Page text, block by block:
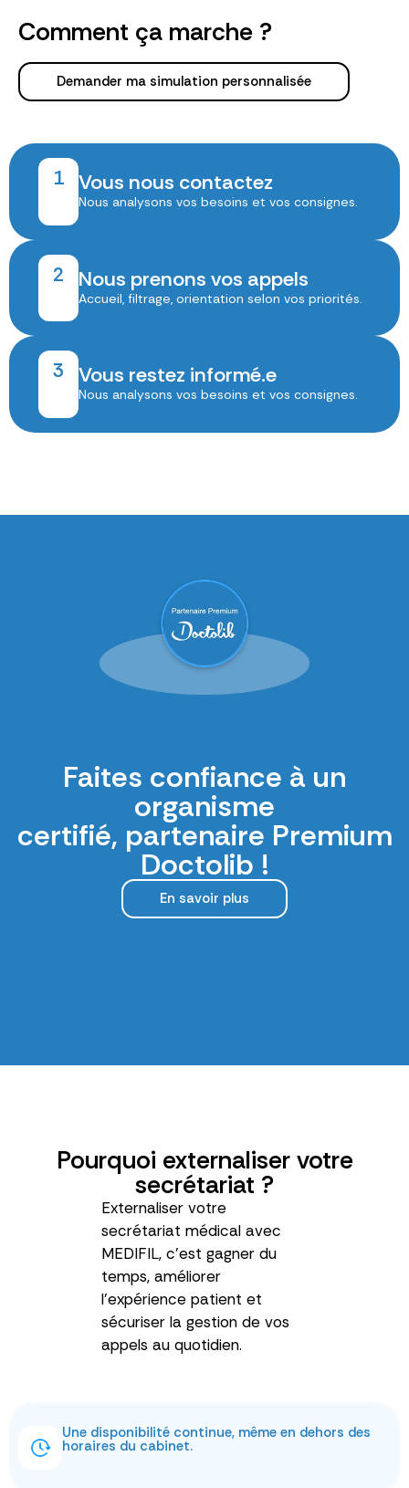
Comment ça marche ?
Demander ma simulation personnalisée
1 Vous nous contactez
Nous analysons vos besoins et vos consignes.
2 Nous prenons vos appels
Accueil, filtrage, orientation selon vos priorités.
3 Vous restez informé.e
Nous analysons vos besoins et vos consignes.
Faites confiance à un
organisme
certifié, partenaire Premium
Doctolib !
En savoir plus
Pourquoi externaliser votre
secrétariat ?
Externaliser votre
secrétariat médical avec
MEDIFIL, c’est gagner du
temps, améliorer
l’expérience patient et
sécuriser la gestion de vos
appels au quotidien.
Une disponibilité continue, même en dehors des
horaires du cabinet.